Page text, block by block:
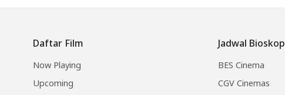
Daftar Film
Now Playing
Upcoming
Jadwal Bioskop
BES Cinema
CGV Cinemas